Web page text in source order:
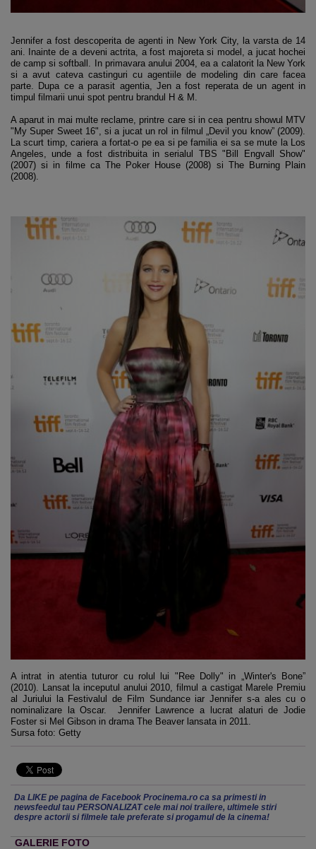
Jennifer a fost descoperita de agenti in New York City, la varsta de 14
ani. Inainte de a deveni actrita, a fost majoreta si model, a jucat hochei
de camp si softball. In primavara anului 2004, ea a calatorit la New York
si a avut cateva castinguri cu agentiile de modeling din care facea
parte. Dupa ce a parasit agentia, Jen a fost reperata de un agent in
timpul filmarii unui spot pentru brandul H & M.
A aparut in mai multe reclame, printre care si in cea pentru showul MTV
"My Super Sweet 16", si a jucat un rol in filmul „Devil you know” (2009).
La scurt timp, cariera a fortat-o pe ea si pe familia ei sa se mute la Los
Angeles, unde a fost distribuita in serialul TBS "Bill Engvall Show"
(2007) si in filme ca The Poker House (2008) si The Burning Plain
(2008).
A intrat in atentia tuturor cu rolul lui "Ree Dolly" in „Winter's Bone”
(2010). Lansat la inceputul anului 2010, filmul a castigat Marele Premiu
al Juriului la Festivalul de Film Sundance iar Jennifer s-a ales cu o
nominalizare la Oscar. Jennifer Lawrence a lucrat alaturi de Jodie
Foster si Mel Gibson in drama The Beaver lansata in 2011.
Sursa foto: Getty
Da LIKE pe pagina de Facebook Procinema.ro ca sa primesti in
newsfeedul tau PERSONALIZAT cele mai noi trailere, ultimele stiri
despre actorii si filmele tale preferate si progamul de la cinema!
GALERIE FOTO